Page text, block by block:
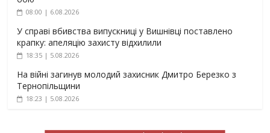
08:00 | 6.08.2026
У справі вбивства випускниці у Вишнівці поставлено
крапку: апеляцію захисту відхилили
18:35 | 5.08.2026
На війні загинув молодий захисник Дмитро Березко з
Тернопільщини
18:23 | 5.08.2026